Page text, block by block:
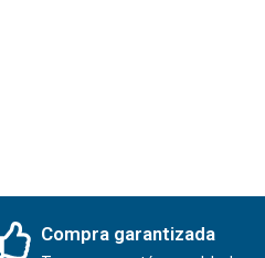
Compra garantizada